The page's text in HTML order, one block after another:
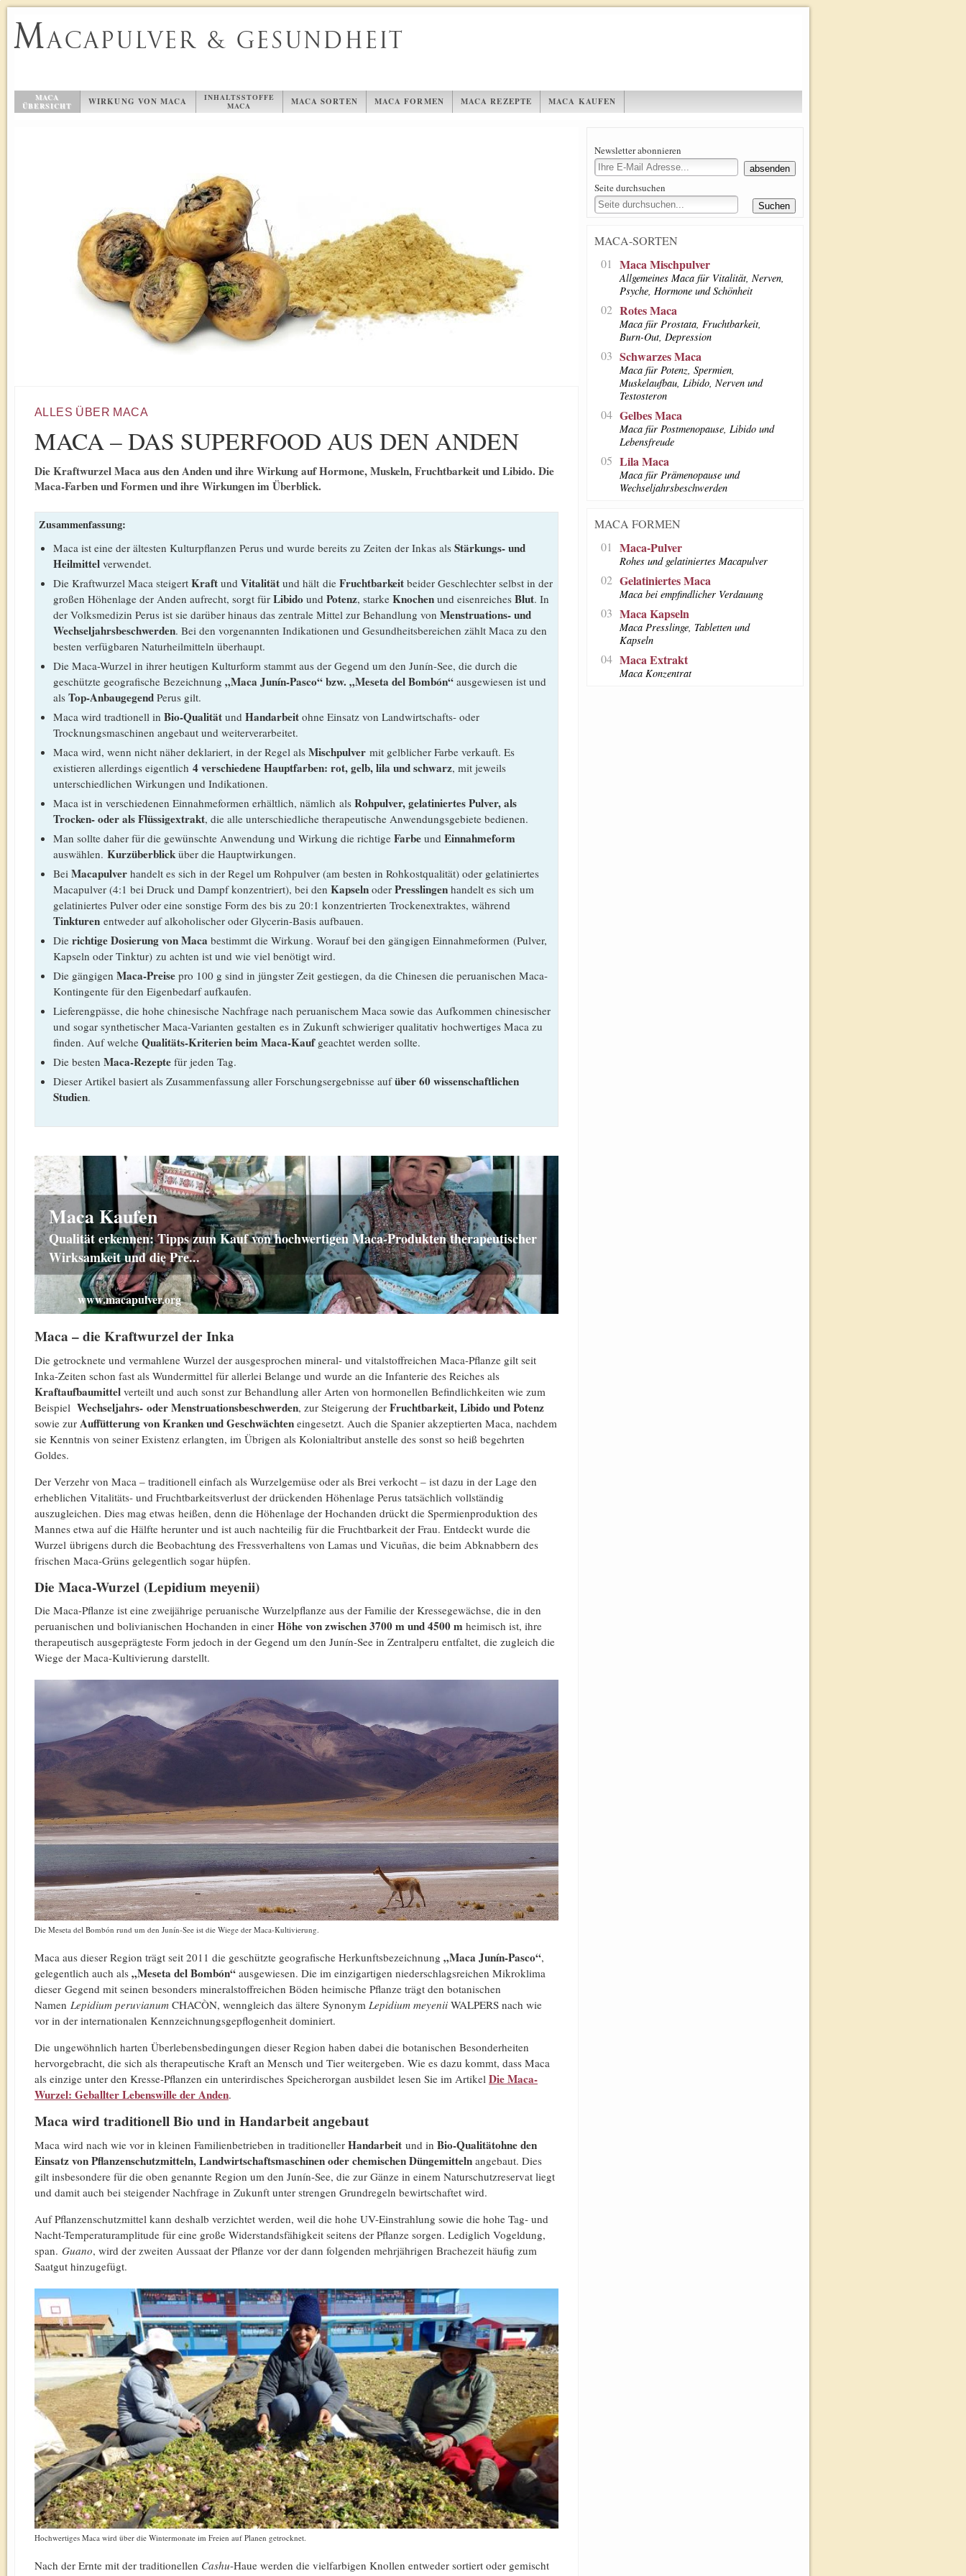
MACAPULVER & GESUNDHEIT
MACA
ÜBERSICHT
WIRKUNG VON MACA
INHALTSSTOFFE
MACA
MACA SORTEN MACA FORMEN MACA REZEPTE MACA KAUFEN
ALLES ÜBER MACA
MACA – DAS SUPERFOOD AUS DEN ANDEN
Die Kraftwurzel Maca aus den Anden und ihre Wirkung auf Hormone, Muskeln, Fruchtbarkeit und Libido. Die
Maca-Farben und Formen und ihre Wirkungen im Überblick.
Zusammenfassung:
Maca ist eine der ältesten Kulturpflanzen Perus und wurde bereits zu Zeiten der Inkas als Stärkungs- und
Heilmittel verwendet.
Die Kraftwurzel Maca steigert Kraft und Vitalität und hält die Fruchtbarkeit beider Geschlechter selbst in der
großen Höhenlage der Anden aufrecht, sorgt für Libido und Potenz, starke Knochen und eisenreiches Blut. In
der Volksmedizin Perus ist sie darüber hinaus das zentrale Mittel zur Behandlung von Menstruations- und
Wechseljahrsbeschwerden. Bei den vorgenannten Indikationen und Gesundheitsbereichen zählt Maca zu den
besten verfügbaren Naturheilmitteln überhaupt.
Die Maca-Wurzel in ihrer heutigen Kulturform stammt aus der Gegend um den Junín-See, die durch die
geschützte geografische Bezeichnung „Maca Junín-Pasco“ bzw. „Meseta del Bombón“ ausgewiesen ist und
als Top-Anbaugegend Perus gilt.
Maca wird tradtionell in Bio-Qualität und Handarbeit ohne Einsatz von Landwirtschafts- oder
Trocknungsmaschinen angebaut und weiterverarbeitet.
Maca wird, wenn nicht näher deklariert, in der Regel als Mischpulver mit gelblicher Farbe verkauft. Es
existieren allerdings eigentlich 4 verschiedene Hauptfarben: rot, gelb, lila und schwarz, mit jeweils
unterschiedlichen Wirkungen und Indikationen.
Maca ist in verschiedenen Einnahmeformen erhältlich, nämlich als Rohpulver, gelatiniertes Pulver, als
Trocken- oder als Flüssigextrakt, die alle unterschiedliche therapeutische Anwendungsgebiete bedienen.
Man sollte daher für die gewünschte Anwendung und Wirkung die richtige Farbe und Einnahmeform
auswählen. Kurzüberblick über die Hauptwirkungen.
Bei Macapulver handelt es sich in der Regel um Rohpulver (am besten in Rohkostqualität) oder gelatiniertes
Macapulver (4:1 bei Druck und Dampf konzentriert), bei den Kapseln oder Presslingen handelt es sich um
gelatiniertes Pulver oder eine sonstige Form des bis zu 20:1 konzentrierten Trockenextraktes, während
Tinkturen entweder auf alkoholischer oder Glycerin-Basis aufbauen.
Die richtige Dosierung von Maca bestimmt die Wirkung. Worauf bei den gängigen Einnahmeformen (Pulver,
Kapseln oder Tinktur) zu achten ist und wie viel benötigt wird.
Die gängigen Maca-Preise pro 100 g sind in jüngster Zeit gestiegen, da die Chinesen die peruanischen Maca-
Kontingente für den Eigenbedarf aufkaufen.
Lieferengpässe, die hohe chinesische Nachfrage nach peruanischem Maca sowie das Aufkommen chinesischer
und sogar synthetischer Maca-Varianten gestalten es in Zukunft schwieriger qualitativ hochwertiges Maca zu
finden. Auf welche Qualitäts-Kriterien beim Maca-Kaufgeachtet werden sollte.
Die besten Maca-Rezepte für jeden Tag.
Dieser Artikel basiert als Zusammenfassung aller Forschungsergebnisse aufüber 60 wissenschaftlichen
Studien.
Maca Kaufen
Qualität erkennen: Tipps zum Kauf von hochwertigen Maca-Produkten therapeutischer
Wirksamkeit und die Pre...
www.macapulver.org
Maca – die Kraftwurzel der Inka
Die getrocknete und vermahlene Wurzel der ausgesprochen mineral- und vitalstoffreichen Maca-Pflanze gilt seit
Inka-Zeiten schon fast als Wundermittel für allerlei Belange und wurde an die Infanterie des Reiches als
Kraftaufbaumittel verteilt und auch sonst zur Behandlung aller Arten von hormonellen Befindlichkeiten wie zum
Beispiel Wechseljahrs- oder Menstruationsbeschwerden, zur Steigerung der Fruchtbarkeit, Libido und Potenz
sowie zur Auffütterung von Kranken und Geschwächten eingesetzt. Auch die Spanier akzeptierten Maca, nachdem
sie Kenntnis von seiner Existenz erlangten, im Übrigen als Kolonialtribut anstelle des sonst so heiß begehrten
Goldes.
Der Verzehr von Maca – traditionell einfach als Wurzelgemüse oder als Brei verkocht – ist dazu in der Lage den
erheblichen Vitalitäts- und Fruchtbarkeitsverlust der drückenden Höhenlage Perus tatsächlich vollständig
auszugleichen. Dies mag etwas heißen, denn die Höhenlage der Hochanden drückt die Spermienproduktion des
Mannes etwa auf die Hälfte herunter und ist auch nachteilig für die Fruchtbarkeit der Frau. Entdeckt wurde die
Wurzel übrigens durch die Beobachtung des Fressverhaltens von Lamas und Vicuñas, die beim Abknabbern des
frischen Maca-Grüns gelegentlich sogar hüpfen.
Die Maca-Wurzel (Lepidium meyenii)
Die Maca-Pflanze ist eine zweijährige peruanische Wurzelpflanze aus der Familie der Kressegewächse, die in den
peruanischen und bolivianischen Hochanden in einer Höhe von zwischen 3700 m und 4500 m heimisch ist, ihre
therapeutisch ausgeprägteste Form jedoch in der Gegend um den Junín-See in Zentralperu entfaltet, die zugleich die
Wiege der Maca-Kultivierung darstellt.
Die Meseta del Bombón rund um den Junín-See ist die Wiege der Maca-Kultivierung.
Maca aus dieser Region trägt seit 2011 die geschützte geografische Herkunftsbezeichnung „Maca Junín-Pasco“,
gelegentlich auch als „Meseta del Bombón“ ausgewiesen. Die im einzigartigen niederschlagsreichen Mikroklima
dieser Gegend mit seinen besonders mineralstoffreichen Böden heimische Pflanze trägt den botanischen
Namen Lepidium peruvianum CHACÒN, wenngleich das ältere Synonym Lepidium meyenii WALPERS nach wie
vor in der internationalen Kennzeichnungsgepflogenheit dominiert.
Die ungewöhnlich harten Überlebensbedingungen dieser Region haben dabei die botanischen Besonderheiten
hervorgebracht, die sich als therapeutische Kraft an Mensch und Tier weitergeben. Wie es dazu kommt, dass Maca
als einzige unter den Kresse-Pflanzen ein unterirdisches Speicherorgan ausbildet lesen Sie im Artikel Die Maca-
Wurzel: Geballter Lebenswille der Anden.
Maca wird traditionell Bio und in Handarbeit angebaut
Maca wird nach wie vor in kleinen Familienbetrieben in traditioneller Handarbeit und in Bio-Qualitätohne den
Einsatz von Pflanzenschutzmitteln, Landwirtschaftsmaschinen oder chemischen Düngemitteln angebaut. Dies
gilt insbesondere für die oben genannte Region um den Junín-See, die zur Gänze in einem Naturschutzreservat liegt
und damit auch bei steigender Nachfrage in Zukunft unter strengen Grundregeln bewirtschaftet wird.
Auf Pflanzenschutzmittel kann deshalb verzichtet werden, weil die hohe UV-Einstrahlung sowie die hohe Tag- und
Nacht-Temperaturamplitude für eine große Widerstandsfähigkeit seitens der Pflanze sorgen. Lediglich Vogeldung,
span. Guano, wird der zweiten Aussaat der Pflanze vor der dann folgenden mehrjährigen Brachezeit häufig zum
Saatgut hinzugefügt.
Hochwertiges Maca wird über die Wintermonate im Freien auf Planen getrocknet.
Nach der Ernte mit der traditionellen Cashu-Haue werden die vielfarbigen Knollen entweder sortiert oder gemischt
Newsletter abonnieren
Seite durchsuchen
MACA-SORTEN
01
Maca Mischpulver
Allgemeines Maca für Vitalität, Nerven,
Psyche, Hormone und Schönheit
02 Rotes Maca
Maca für Prostata, Fruchtbarkeit,
Burn-Out, Depression
03 Schwarzes Maca
Maca für Potenz, Spermien,
Muskelaufbau, Libido, Nerven und
Testosteron
04 Gelbes Maca
Maca für Postmenopause, Libido und
Lebensfreude
05 Lila Maca
Maca für Prämenopause und
Wechseljahrsbeschwerden
MACA FORMEN
01
Maca-Pulver
Rohes und gelatiniertes Macapulver
02 Gelatiniertes Maca
Maca bei empfindlicher Verdauung
03 Maca Kapseln
Maca Presslinge, Tabletten und
Kapseln
04 Maca Extrakt
Maca Konzentrat